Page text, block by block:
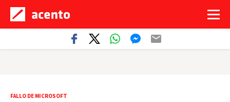
FALLO DE MICROSOFT